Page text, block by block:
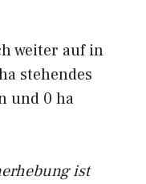
weiter auf in
stehendes
und 0 ha
ist